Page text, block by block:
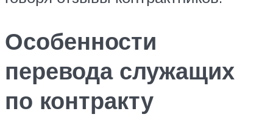
Особенности
перевода служащих
по контракту